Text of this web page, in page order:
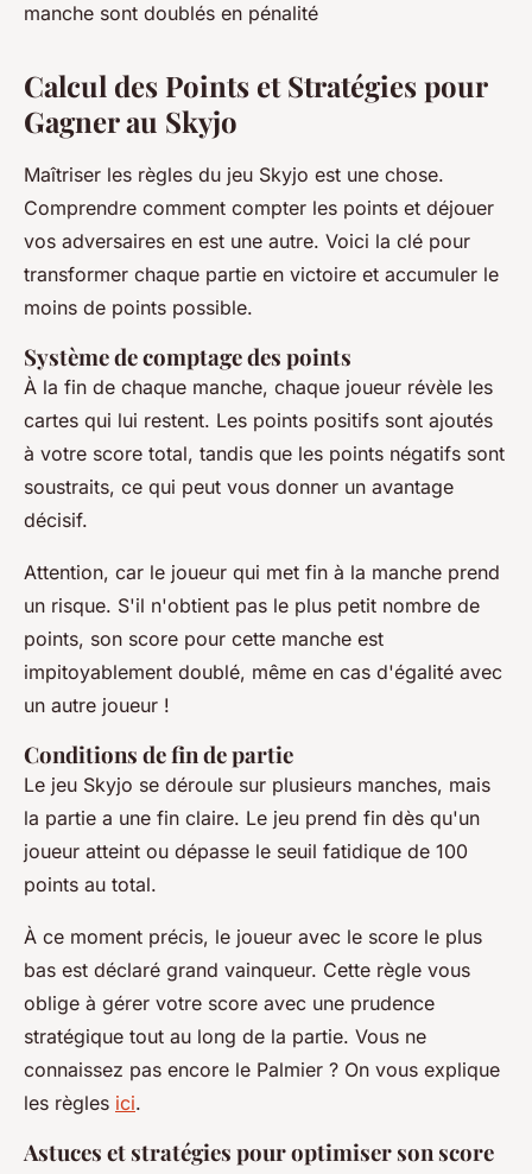
manche sont doublés en pénalité
Calcul des Points et Stratégies pour
Gagner au Skyjo
Maîtriser les règles du jeu Skyjo est une chose.
Comprendre comment compter les points et déjouer
vos adversaires en est une autre. Voici la clé pour
transformer chaque partie en victoire et accumuler le
moins de points possible.
Système de comptage des points
À la fin de chaque manche, chaque joueur révèle les
cartes qui lui restent. Les points positifs sont ajoutés
à votre score total, tandis que les points négatifs sont
soustraits, ce qui peut vous donner un avantage
décisif.
Attention, car le joueur qui met fin à la manche prend
un risque. S'il n'obtient pas le plus petit nombre de
points, son score pour cette manche est
impitoyablement doublé, même en cas d'égalité avec
un autre joueur !
Conditions de fin de partie
Le jeu Skyjo se déroule sur plusieurs manches, mais
la partie a une fin claire. Le jeu prend fin dès qu'un
joueur atteint ou dépasse le seuil fatidique de 100
points au total.
À ce moment précis, le joueur avec le score le plus
bas est déclaré grand vainqueur. Cette règle vous
oblige à gérer votre score avec une prudence
stratégique tout au long de la partie. Vous ne
connaissez pas encore le Palmier ? On vous explique
les règles ici.
Astuces et stratégies pour optimiser son score